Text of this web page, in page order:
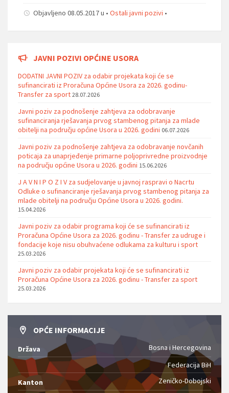
Objavljeno 08.05.2017 u • Ostali javni pozivi •
JAVNI POZIVI OPĆINE USORA
DODATNI JAVNI POZIV za odabir projekata koji će se
sufinancirati iz Proračuna Općine Usora za 2026. godinu-
Transfer za sport 28.07.2026
Javni poziv za podnošenje zahtjeva za odobravanje
sufinanciranja rješavanja prvog stambenog pitanja za mlade
obitelji na području općine Usora u 2026. godini 06.07.2026
Javni poziv za podnošenje zahtjeva za odobravanje novčanih
poticaja za unaprjeđenje primarne poljoprivredne proizvodnje
na području općine Usora u 2026. godini 15.06.2026
J A V N I P O Z I V za sudjelovanje u javnoj raspravi o Nacrtu
Odluke o sufinanciranje rješavanja prvog stambenog pitanja za
mlade obitelji na području Općine Usora u 2026. godini.
15.04.2026
Javni poziv za odabir programa koji će se sufinancirati iz
Proračuna Općine Usora za 2026. godinu - Transfer za udruge i
fondacije koje nisu obuhvaćene odlukama za kulturu i sport
25.03.2026
Javni poziv za odabir projekata koji će se sufinancirati iz
Proračuna Općine Usora za 2026. godinu - Transfer za sport
25.03.2026
OPĆE INFORMACIJE
Država
Bosna i Hercegovina
Federacija BiH
Kanton
Zeničko-Dobojski